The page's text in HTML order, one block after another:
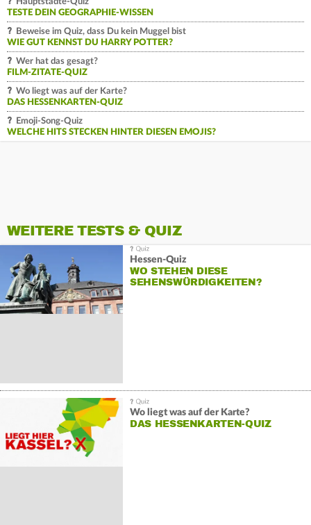
TESTE DEIN GEOGRAPHIE-WISSEN
Beweise im Quiz, dass Du kein Muggel bist
WIE GUT KENNST DU HARRY POTTER?
Wer hat das gesagt?
FILM-ZITATE-QUIZ
Wo liegt was auf der Karte?
DAS HESSENKARTEN-QUIZ
Emoji-Song-Quiz
WELCHE HITS STECKEN HINTER DIESEN EMOJIS?
WEITERE TESTS & QUIZ
Hessen-Quiz
WO STEHEN DIESE
SEHENSWÜRDIGKEITEN?
Wo liegt was auf der Karte?
DAS HESSENKARTEN-QUIZ